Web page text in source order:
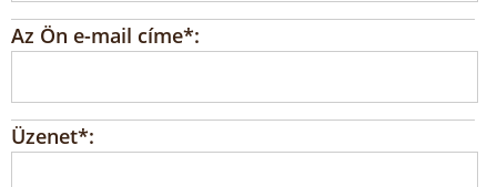
Az Ön e-mail címe*:
Üzenet*: